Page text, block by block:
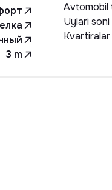
3 m
Avtomobil
Uylari soni
Kvartiralar